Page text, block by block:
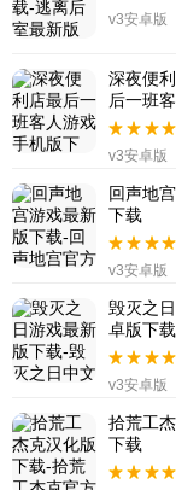
v3安卓版
深夜便
后一班
v3安卓版
回声地
下载
v3安卓版
毁灭之
卓版下载
v3安卓版
拾荒工
下载